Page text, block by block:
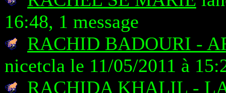
16:48, 1 message
RACHID BADOURI -
nicetcla le 11/05/2011 à
RACHIDA KHALIL -